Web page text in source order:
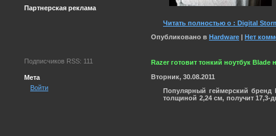
Партнерская реклама
Подписчиков RSS: 111
Мета
Войти
Читать полностью о : Digital
Опубликовано в Hardware | Нет
Razer готовит тонкий ноутбук Blade
Вторник, 30.08.2011
Популярный геймерский бренд
толщиной 2,24 см, получит